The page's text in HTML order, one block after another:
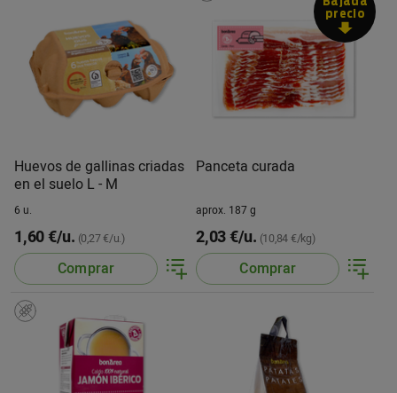
Huevos de gallinas criadas
en el suelo L - M
6 u.
1,60 €/u. (0,27 €/u.)
Comprar
precio
Panceta curada
aprox. 187 g
2,03 €/u. (10,84 €/kg)
Comprar